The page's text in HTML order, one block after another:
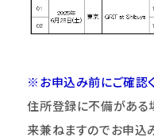
※お申込み前にご確認
住所登録に不備がある
来兼ねますのでお申込